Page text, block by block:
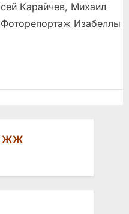
Карайчев, Михаил
Изабеллы
ЖЖ